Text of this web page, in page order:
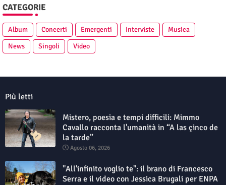
CATEGORIE
Album Concerti Emergenti Interviste
Musica
News
Singoli Video
Più letti
Mistero, poesia e tempi difficili: Mimmo
Cavallo racconta l'umanità in “A las çinco de
la tarde”
Agosto 06, 2026
"All'infinito voglio te": il brano di Francesco
Serra e il video con Jessica Brugali per ENPA